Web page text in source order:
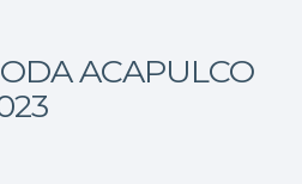
ACAPULCO